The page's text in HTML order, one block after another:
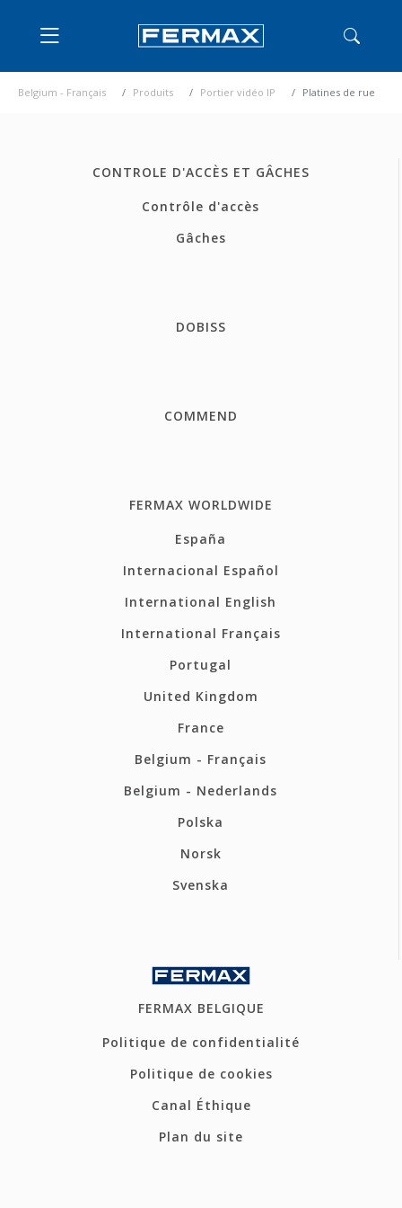
Belgium - Français Produits Portier vidéo IP Platines de rue
CONTROLE D'ACCÈS ET GÂCHES
Contrôle d'accès
Gâches
DOBISS
COMMEND
FERMAX WORLDWIDE
España
Internacional Español
International English
International Français
Portugal
United Kingdom
France
Belgium - Français
Belgium - Nederlands
Polska
Norsk
Svenska
FERMAX BELGIQUE
Politique de confidentialité
Politique de cookies
Canal Éthique
Plan du site